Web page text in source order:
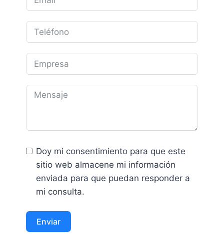
Doy mi consentimiento para que este
sitio web almacene mi información
enviada para que puedan responder a
mi consulta.
Enviar